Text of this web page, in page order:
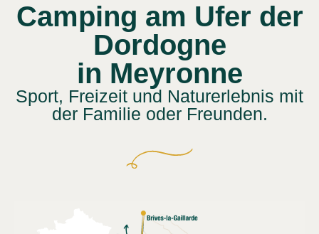
Camping am Ufer der
Dordogne
in Meyronne
Sport, Freizeit und Naturerlebnis mit
der Familie oder Freunden.